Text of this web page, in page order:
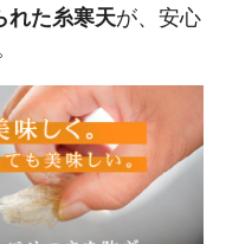
れた糸寒天が、安心